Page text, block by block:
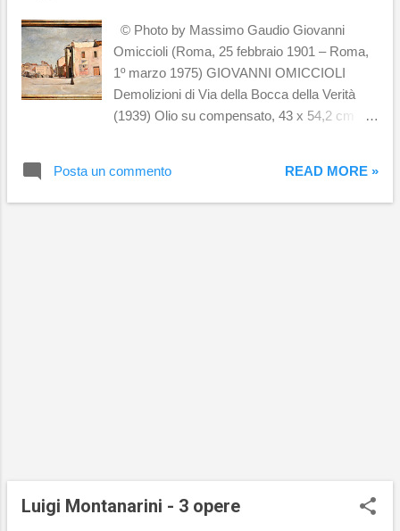
© Photo by Massimo Gaudio Giovanni
Omiccioli (Roma, 25 febbraio 1901 – Roma,
1º marzo 1975) GIOVANNI OMICCIOLI
Demolizioni di Via della Bocca della Verità
(1939) Olio su compensato, 43 x 54,2 cm
Ponte Milvio (1946-1947) Olio su tela, 20 x 26
cm Collezione BNL BNP Paribas
Posta un commento READ MORE »
Luigi Montanarini - 3 opere